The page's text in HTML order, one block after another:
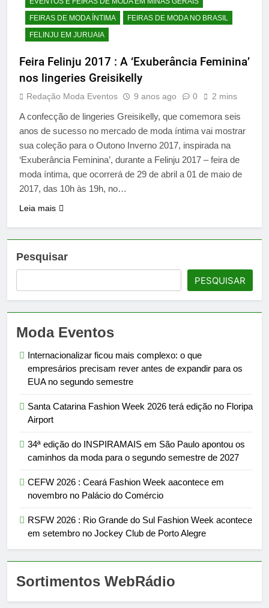
FEIRAS DE MODA ÍNTIMA
FEIRAS DE MODA NO BRASIL
FELINJU EM JURUAIA
Feira Felinju 2017 : A ‘Exuberância Feminina’
nos lingeries Greisikelly
Redação Moda Eventos 9 anos ago 0 2 mins
A confecção de lingeries Greisikelly, que comemora seis
anos de sucesso no mercado de moda íntima vai mostrar
sua coleção para o Outono Inverno 2017, inspirada na
‘Exuberância Feminina’, durante a Felinju 2017 – feira de
moda íntima, que ocorrerá de 29 de abril a 01 de maio de
2017, das 10h às 19h, no…
Leia mais
Pesquisar
PESQUISAR
Moda Eventos
Internacionalizar ficou mais complexo: o que
empresários precisam rever antes de expandir para os
EUA no segundo semestre
Santa Catarina Fashion Week 2026 terá edição no Floripa
Airport
34ª edição do INSPIRAMAIS em São Paulo apontou os
caminhos da moda para o segundo semestre de 2027
CEFW 2026 : Ceará Fashion Week aacontece em
novembro no Palácio do Comércio
RSFW 2026 : Rio Grande do Sul Fashion Week acontece
em setembro no Jockey Club de Porto Alegre
Sortimentos WebRádio